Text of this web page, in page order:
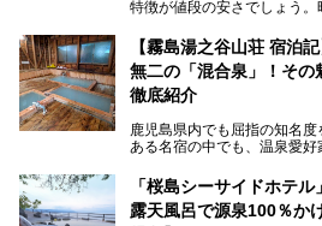
特徴が値段の安さでしょう。
4,000円～、と驚くべき価格
さらに、源泉100％かけ流し
点にも注目すべき。30年以上
験上、穴場中の穴場と言って
今回は「ちくりん温泉」の
ついて、徹底レビューします
【霧島湯之谷山荘 宿泊
無二の「混合泉」！そ
徹底紹介
鹿児島県内でも屈指の知名
ある名宿の中でも、温泉愛
山荘）」です。
最大の魅力は、ここでしか
「桜島シーサイドホテ
露天風呂で源泉100％か